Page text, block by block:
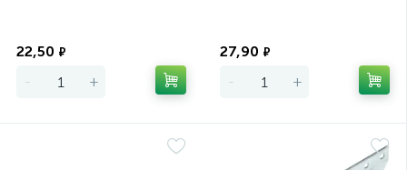
22,50 ₽
- +
27,90 ₽
- +